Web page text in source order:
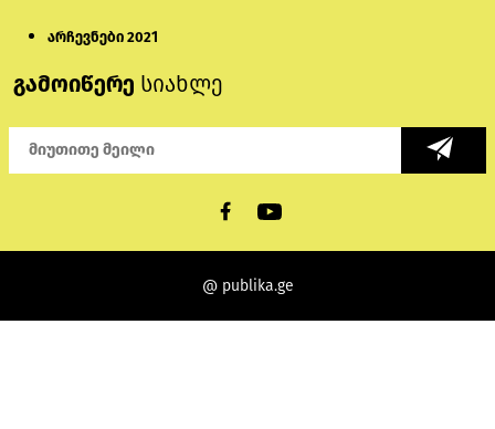
არჩევნები 2021
გამოიწერე სიახლე
@ publika.ge